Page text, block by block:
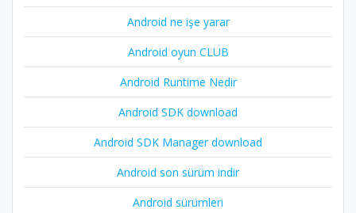
Android ne işe yarar
Android oyun CLUB
Android Runtime Nedir
Android SDK download
Android SDK Manager download
Android son sürüm indir
Android sürümleri